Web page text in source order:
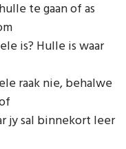
te gaan of as
is? Hulle is waar
raak nie, behalwe
jy sal binnekort leer